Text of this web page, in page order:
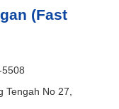
(Fast
Tengah No 27,